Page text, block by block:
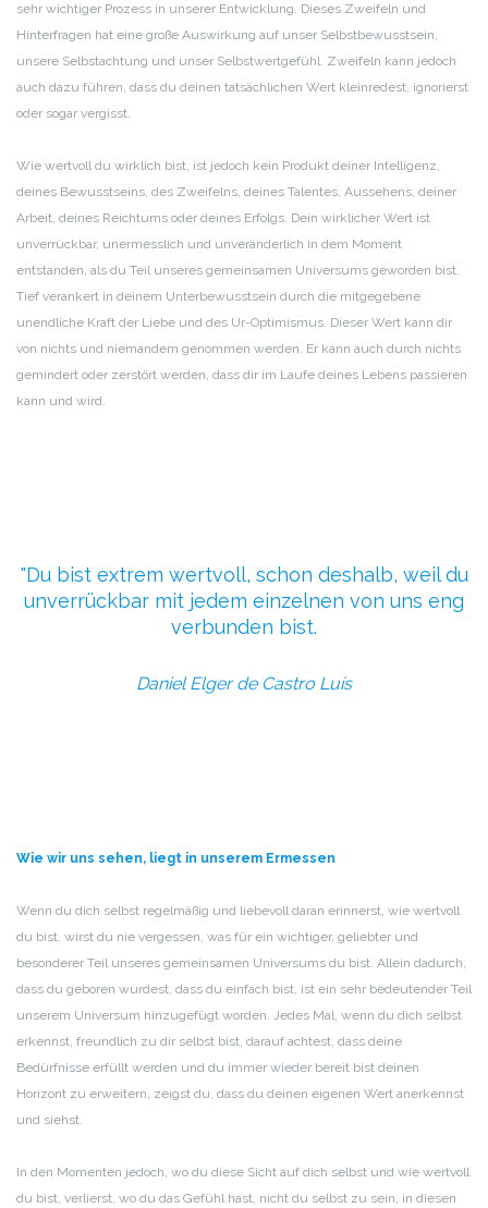
sehr wichtiger Prozess in unserer Entwicklung. Dieses Zweifeln und
Hinterfragen hat eine große Auswirkung auf unser Selbstbewusstsein,
unsere Selbstachtung und unser Selbstwertgefühl. Zweifeln kann jedoch
auch dazu führen, dass du deinen tatsächlichen Wert kleinredest, ignorierst
oder sogar vergisst.
Wie wertvoll du wirklich bist, ist jedoch kein Produkt deiner Intelligenz,
deines Bewusstseins, des Zweifelns, deines Talentes, Aussehens, deiner
Arbeit, deines Reichtums oder deines Erfolgs. Dein wirklicher Wert ist
unverrückbar, unermesslich und unveränderlich in dem Moment
entstanden, als du Teil unseres gemeinsamen Universums geworden bist.
Tief verankert in deinem Unterbewusstsein durch die mitgegebene
unendliche Kraft der Liebe und des Ur-Optimismus. Dieser Wert kann dir
von nichts und niemandem genommen werden. Er kann auch durch nichts
gemindert oder zerstört werden, dass dir im Laufe deines Lebens passieren
kann und wird.
Du bist extrem wertvoll, schon deshalb, weil du
unverrückbar mit jedem einzelnen von uns eng
verbunden bist.
Daniel Elger de Castro Luís
Wie wir uns sehen, liegt in unserem Ermessen
Wenn du dich selbst regelmäßig und liebevoll daran erinnerst, wie wertvoll
du bist, wirst du nie vergessen, was für ein wichtiger, geliebter und
besonderer Teil unseres gemeinsamen Universums du bist. Allein dadurch,
dass du geboren wurdest, dass du einfach bist, ist ein sehr bedeutender Teil
unserem Universum hinzugefügt worden. Jedes Mal, wenn du dich selbst
erkennst, freundlich zu dir selbst bist, darauf achtest, dass deine
Bedürfnisse erfüllt werden und du immer wieder bereit bist deinen
Horizont zu erweitern, zeigst du, dass du deinen eigenen Wert anerkennst
und siehst.
In den Momenten jedoch, wo du diese Sicht auf dich selbst und wie wertvoll
du bist, verlierst, wo du das Gefühl hast, nicht du selbst zu sein, in diesen